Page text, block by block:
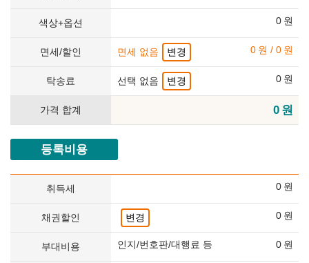
색상+옵션 0 원
면세/할인 면세 없음 변경 0 원 / 0 원
탁송료 선택 없음 변경 0 원
가격 합계 0 원
등록비용
취득세 0 원
채권할인 변경 0 원
부대비용 인지/번호판/대행료 등 0 원